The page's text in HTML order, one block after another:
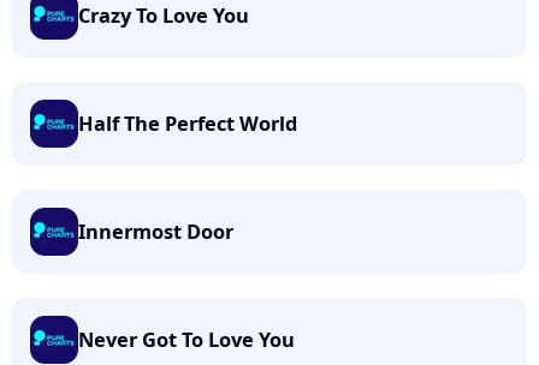
Crazy To Love You
Half The Perfect World
Innermost Door
Never Got To Love You